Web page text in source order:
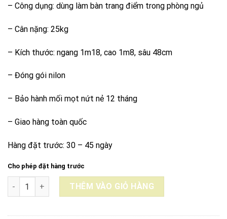
– Công dụng: dùng làm bàn trang điểm trong phòng ngủ
– Cân nặng: 25kg
– Kích thước: ngang 1m18, cao 1m8, sâu 48cm
– Đóng gói nilon
– Bảo hành mối mọt nứt nẻ 12 tháng
– Giao hàng toàn quốc
Hàng đặt trước: 30 – 45 ngày
Cho phép đặt hàng trước
BÀN TRANG ĐIỂM BTĐ_GD02 số lượng
THÊM VÀO GIỎ HÀNG